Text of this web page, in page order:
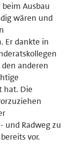
Ausbau
wären und
Er dankte in
anderen
hat. Die
und Radweg zu
vor.